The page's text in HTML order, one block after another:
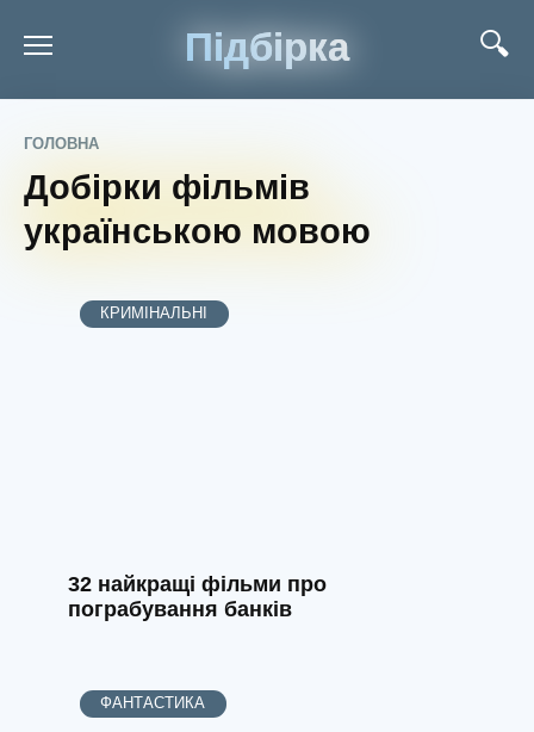
Підбірка
ГОЛОВНА
Добірки фільмів
українською мовою
КРИМІНАЛЬНІ
32 найкращі фільми про
пограбування банків
ФАНТАСТИКА